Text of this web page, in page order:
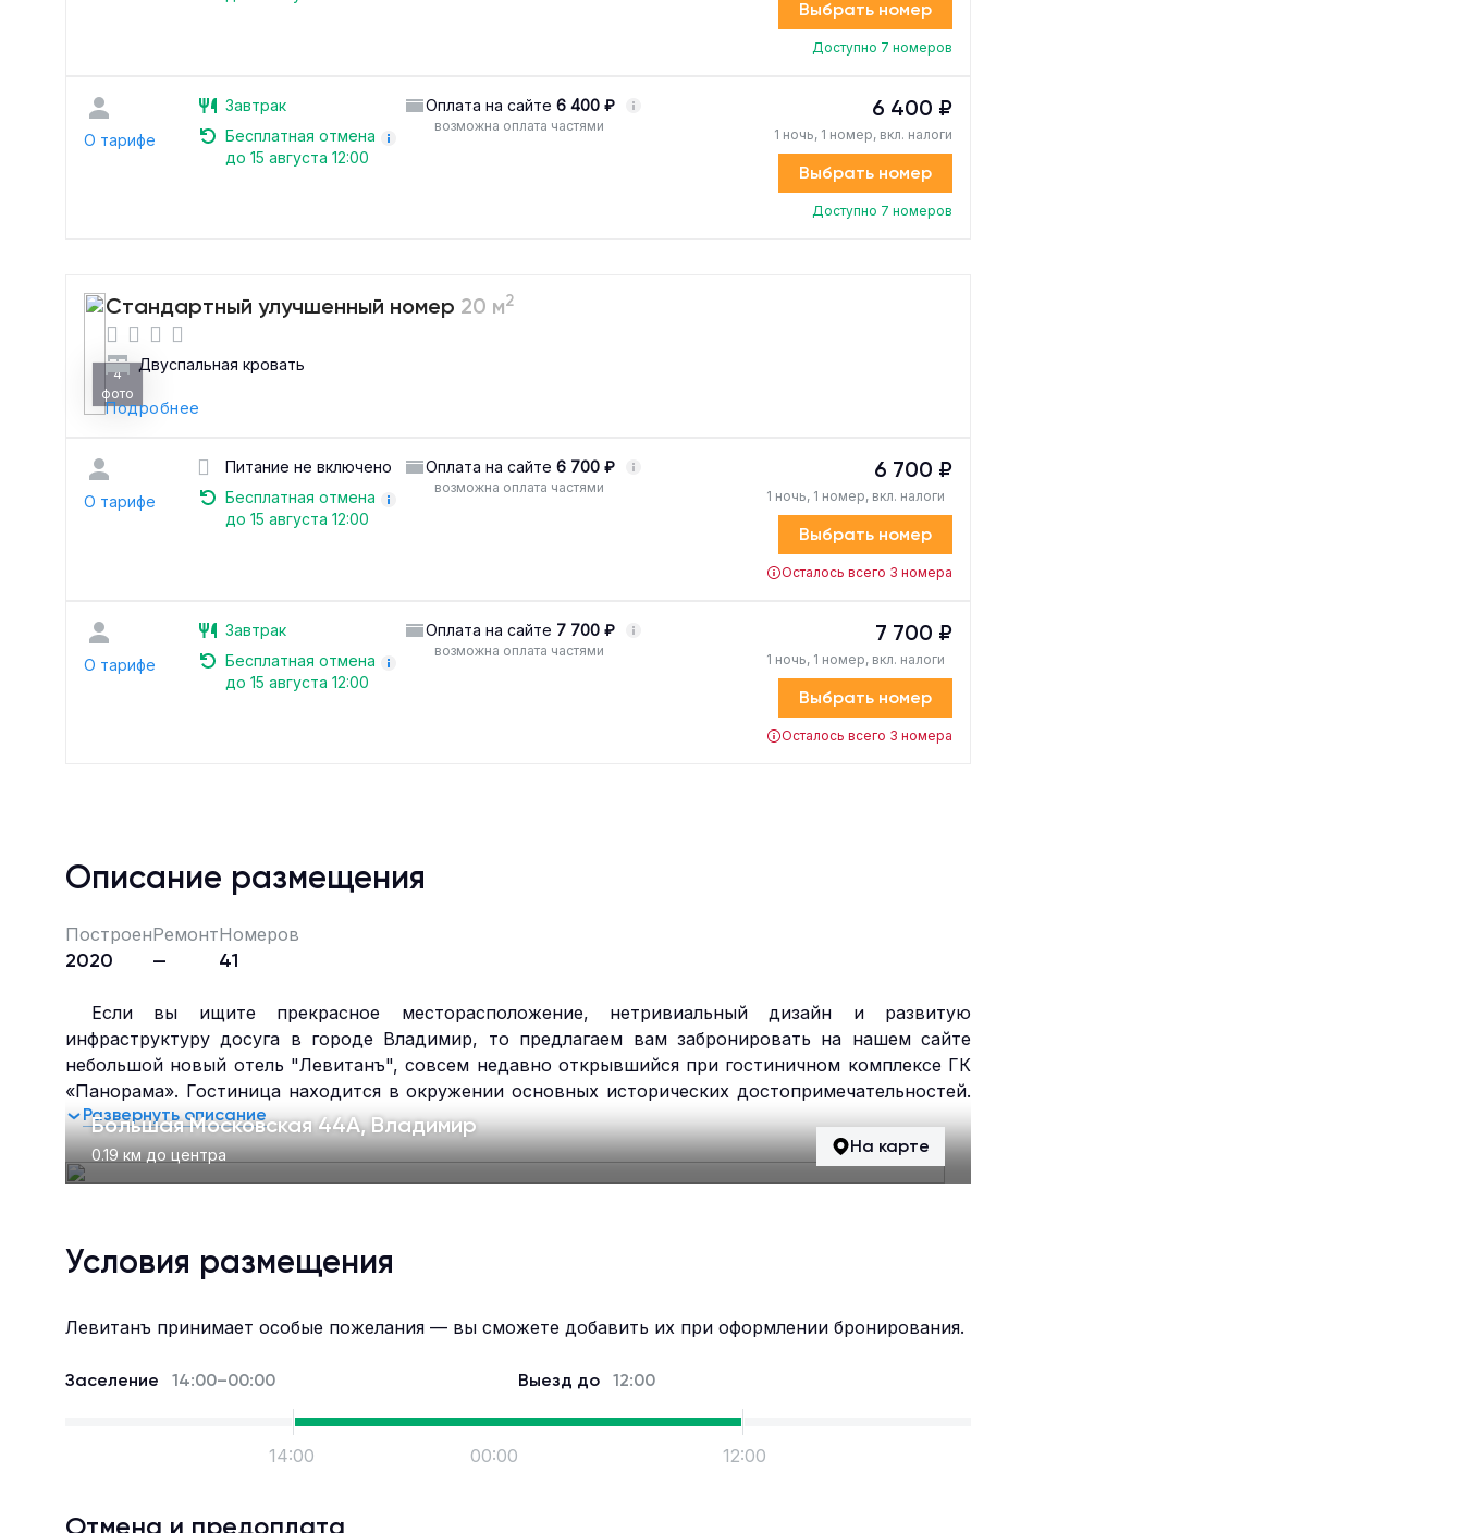
Выбрать номер
Доступно 7 номеров
О тарифе
Завтрак
Бесплатная отмена
до 15 августа 12:00
Оплата на сайте 6 400 ₽
возможна оплата частями
6 400 ₽
1 ночь, 1 номер, вкл. налоги
Выбрать номер
Доступно 7 номеров
4
фото
Стандартный улучшенный номер 20 м2
Двуспальная кровать
Подробнее
О тарифе
Питание не включено
Бесплатная отмена
до 15 августа 12:00
Оплата на сайте 6 700 ₽
возможна оплата частями
6 700 ₽
1 ночь, 1 номер, вкл. налоги
Выбрать номер
Осталось всего 3 номера
О тарифе
Завтрак
Бесплатная отмена
до 15 августа 12:00
Оплата на сайте 7 700 ₽
возможна оплата частями
7 700 ₽
1 ночь, 1 номер, вкл. налоги
Выбрать номер
Осталось всего 3 номера
Описание размещения
Построен
2020
Ремонт
—
Номеров
41
Если вы ищите прекрасное месторасположение, нетривиальный дизайн и развитую
инфраструктуру досуга в городе Владимир, то предлагаем вам забронировать на нашем сайте
небольшой новый отель "Левитанъ", совсем недавно открывшийся при гостиничном комплексе ГК
«Панорама». Гостиница находится в окружении основных исторических достопримечательностей.
Рядом Владимиро-Суздальский музей-заповедник, строгий и величественный Успенский
Кафедральный собор, Дом-музей пряника, Парк им. Пушкина, несколько смотровых площадок,
Музей Ложки. Небольшой номерной фонд представляют 16 благоустроенных номера. Обязательно
Развернуть описание
Большая Московская 44А, Владимир
0.19 км до центра На карте
Условия размещения
Левитанъ принимает особые пожелания — вы сможете добавить их при оформлении бронирования.
Заселение 14:00–00:00
14:00 00:00
Выезд до 12:00
12:00
Отмена и предоплата